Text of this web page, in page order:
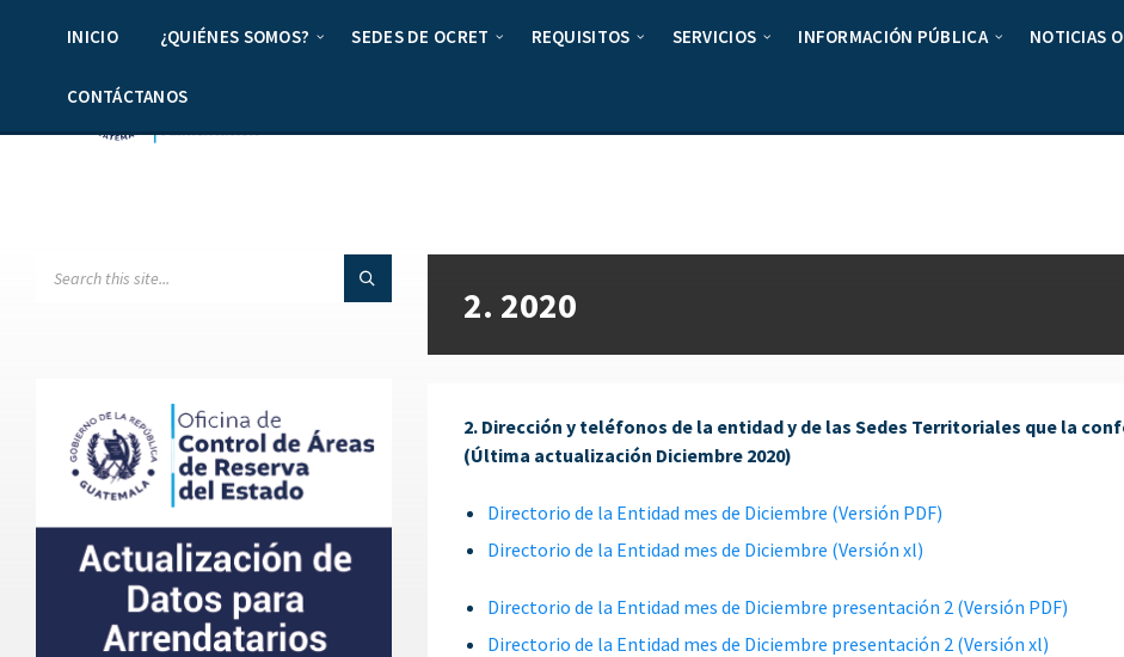
INICIO ¿QUIÉNES SOMOS? SEDES DE OCRET REQUISITOS SERVICIOS INFORMACIÓN PÚBLICA NOTICIAS
CONTÁCTANOS
2. 2020
2. Dirección y teléfonos de la entidad y de las Sedes Territoriales que la
(Última actualización Diciembre 2020)
Directorio de la Entidad mes de Diciembre (Versión PDF)
Directorio de la Entidad mes de Diciembre (Versión xl)
Directorio de la Entidad mes de Diciembre presentación 2 (Versión PDF)
Directorio de la Entidad mes de Diciembre presentación 2 (Versión xl)